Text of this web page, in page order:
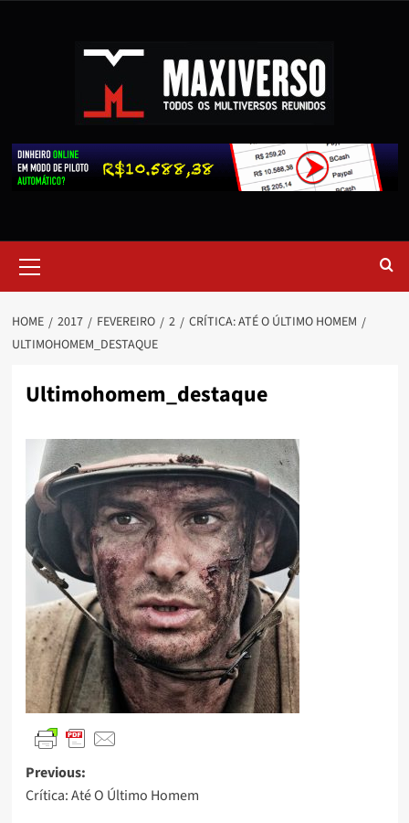
HOME 2017 FEVEREIRO 2
CRÍTICA: ATÉ O ÚLTIMO HOMEM
ULTIMOHOMEM_DESTAQUE
Ultimohomem_destaque
Previous:
Crítica: Até O Último Homem